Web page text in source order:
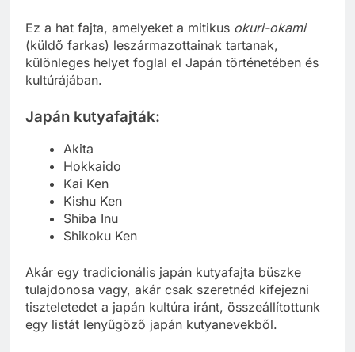
Ez a hat fajta, amelyeket a mitikus okuri-okami
(küldő farkas) leszármazottainak tartanak,
különleges helyet foglal el Japán történetében és
kultúrájában.
Japán kutyafajták:
Akita
Hokkaido
Kai Ken
Kishu Ken
Shiba Inu
Shikoku Ken
Akár egy tradicionális japán kutyafajta büszke
tulajdonosa vagy, akár csak szeretnéd kifejezni
tiszteletedet a japán kultúra iránt, összeállítottunk
egy listát lenyűgöző japán kutyanevekből.